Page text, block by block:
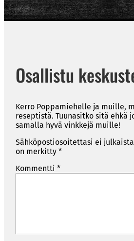
Osallistu
Kerro Poppamiehelle ja muille,
reseptistä. Tuunasitko sitä ehkä
samalla hyvä vinkkejä muille!
Sähköpostiosoitettasi ei
on merkitty *
Kommentti *